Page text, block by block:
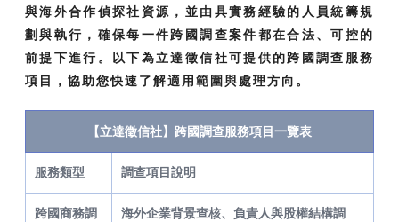
與海外合作偵探社資源，並由具實務經驗的人員統籌規
劃與執行，確保每一件跨國調查案件都在合法、可控的
前提下進行。以下為立達徵信社可提供的跨國調查服務
項目，協助您快速了解適用範圍與處理方向。
【立達徵信社】跨國調查服務項目一覽表
服務類型 調查項目說明
跨國商務調
海外企業背景查核、負責人與股權結構調